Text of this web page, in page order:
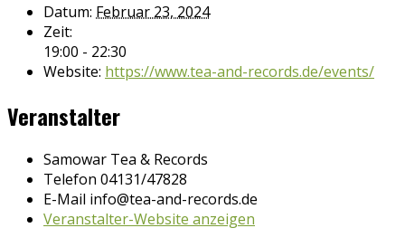
Datum: Februar 23, 2024
Zeit:
19:00 - 22:30
Website: https://www.tea-and-records.de/events/
Veranstalter
Samowar Tea & Records
Telefon 04131/47828
E-Mail info@tea-and-records.de
Veranstalter-Website anzeigen